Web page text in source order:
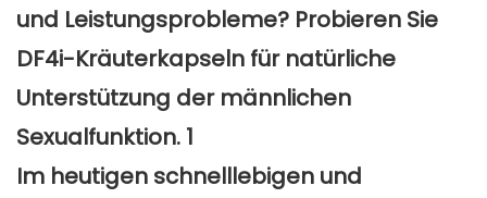
Im heutigen schnelllebigen und